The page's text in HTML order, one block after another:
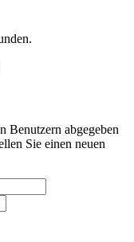
Benutzern abgegeben
Sie einen neuen